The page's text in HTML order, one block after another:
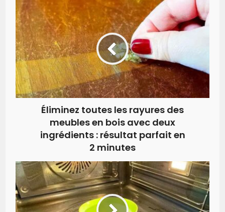
Éliminez toutes les rayures des
meubles en bois avec deux
ingrédients : résultat parfait en
2 minutes